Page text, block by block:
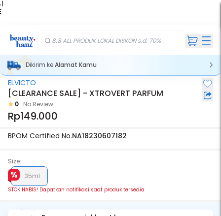
|
8.8 ALL PRODUK LOKAL DISKON s.d. 70%
Dikirim keAlamat Kamu
Stok Habis
ELVICTO
[CLEARANCE SALE] - XTROVERT PARFUM
0 No Review
Rp149.000
BPOM Certified No.NA18230607182
Size:
35ml
STOK HABIS! Dapatkan notifikasi saat produk tersedia